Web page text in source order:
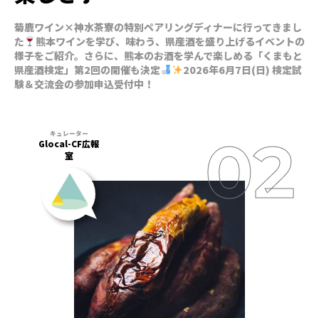
菊鹿ワイン×神水茶寮の特別ペアリングディナーに行ってきまし
た
熊本ワインを学び、味わう、県産酒を盛り上げるイベントの
様子をご紹介。さらに、熊本のお酒を学んで楽しめる「くまもと
県産酒検定」第2回の開催も決定
2026年6月7日(日) 検定試
験＆交流会の参加申込受付中！
Glocal-CF広報
室